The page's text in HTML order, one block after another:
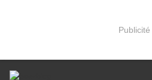
Publicité